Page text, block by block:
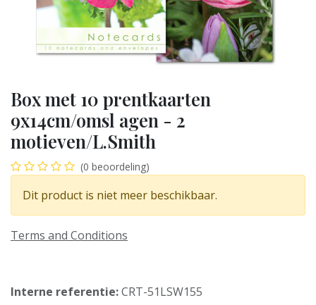
Box met 10 prentkaarten
9x14cm/omsl agen - 2
motieven/L.Smith
(0 beoordeling)
Dit product is niet meer beschikbaar.
Terms and Conditions
Interne referentie:CRT-51LSW155